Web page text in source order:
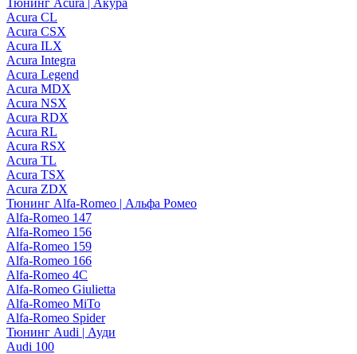
Тюнинг Acura | Акура
Acura CL
Acura CSX
Acura ILX
Acura Integra
Acura Legend
Acura MDX
Acura NSX
Acura RDX
Acura RL
Acura RSX
Acura TL
Acura TSX
Acura ZDX
Тюнинг Alfa-Romeo | Альфа Ромео
Alfa-Romeo 147
Alfa-Romeo 156
Alfa-Romeo 159
Alfa-Romeo 166
Alfa-Romeo 4C
Alfa-Romeo Giulietta
Alfa-Romeo MiTo
Alfa-Romeo Spider
Тюнинг Audi | Ауди
Audi 100